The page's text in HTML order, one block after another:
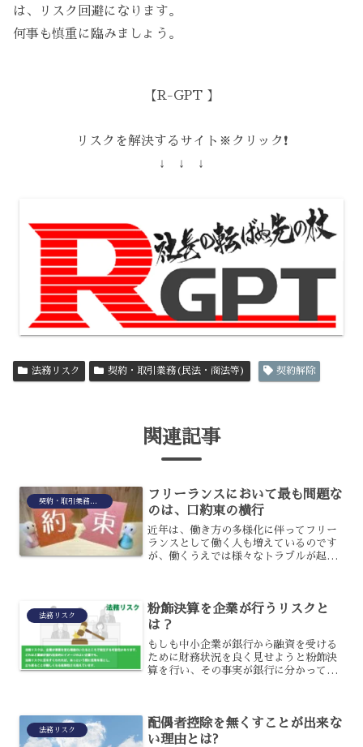
は、リスク回避になります。
何事も慎重に臨みましょう。
【R-GPT 】
リスクを解決するサイト※クリック❗️
↓ ↓ ↓
法務リスク 契約・取引業務(民法・商法等) 契約解除
関連記事
契約・取引業務(民法・商法等)
フリーランスにおいて最も問題な
のは、口約束の横行
近年は、働き方の多様化に伴ってフリー
ランスとして働く人も増えているのです
が、働くうえでは様々なトラブルが起こ
す。フリーランスとの口約...
法務リスク
粉飾決算を企業が行うリスクと
は？
もしも中小企業が銀行から融資を受ける
ために財務状況を良く見せようと粉飾決
算を行い、その事実が銀行に分かってし
担当の店舗と審査部が話し...
法務リスク
配偶者控除を無くすことが出来な
い理由とは?